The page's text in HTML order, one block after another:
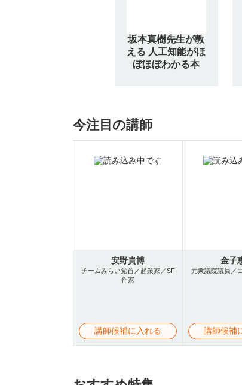
坂本真樹先生が教
える 人工知能がほ
ぼほぼわかる本
今注目の講師
安野貴博
チームみらい党首／起業家／SF
作家
講師候補に入れる
金子
元衆議院議員／
講師候補